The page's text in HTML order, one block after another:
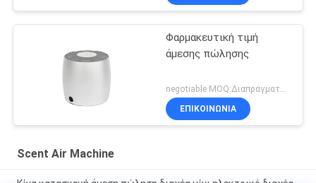
Φαρμακευτική τιμή
άμεσης πώλησης
negotiable MOQ:Διαπραγματεύσιμος
ΕΠΙΚΟΙΝΩΝΊΑ
Scent Air Machine